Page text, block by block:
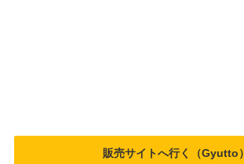
販売サイトへ行く（Gyutto）